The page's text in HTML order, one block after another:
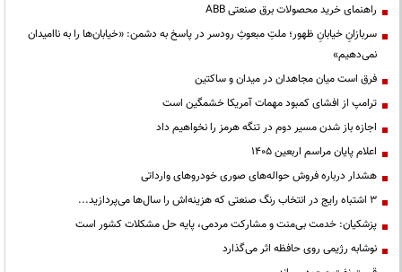
راهنمای خرید محصولات برق صنعتی ABB
سربازانِ خیابانِ ظهور؛ ملتِ مبعوثِ رودسر در پاسخ به دشمن: «خیابان‌ها را به ناامیدان
نمی‌دهیم»
فرق است میان مجاهدان در میدان و ساکتین
ترامپ از افشای کمبود مهمات آمریکا خشمگین است
اجازه باز شدن مسیر دوم در تنگه هرمز را نخواهیم داد
اعلام پایان مراسم اربعین ۱۴۰۵
هشدار درباره فروش حواله‌های صوری خودروهای وارداتی
3 اشتباه رایج در انتخاب رنگ صنعتی که هزینه‌اش را سال‌ها می‌پردازید...
پزشکیان: خدمت بی‌منت و مشارکت مردمی، پایه حل مشکلات کشور است
نوشابه رژیمی روی حافظه اثر می‌گذارد